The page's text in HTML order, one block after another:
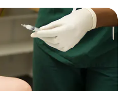
(Abruf vom 04.02.2025):
Meningokokken
(Abruf vom
Meningokokken